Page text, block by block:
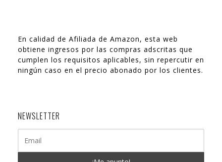
En calidad de Afiliada de Amazon, esta web
obtiene ingresos por las compras adscritas que
cumplen los requisitos aplicables, sin repercutir en
ningún caso en el precio abonado por los clientes.
NEWSLETTER